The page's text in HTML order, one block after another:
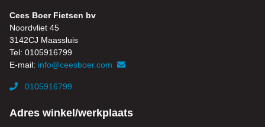
Cees Boer Fietsen bv
Noordvliet 45
3142CJ Maassluis
Tel: 0105916799
E-mail: info@ceesboer.com
0105916799
Adres winkel/werkplaats